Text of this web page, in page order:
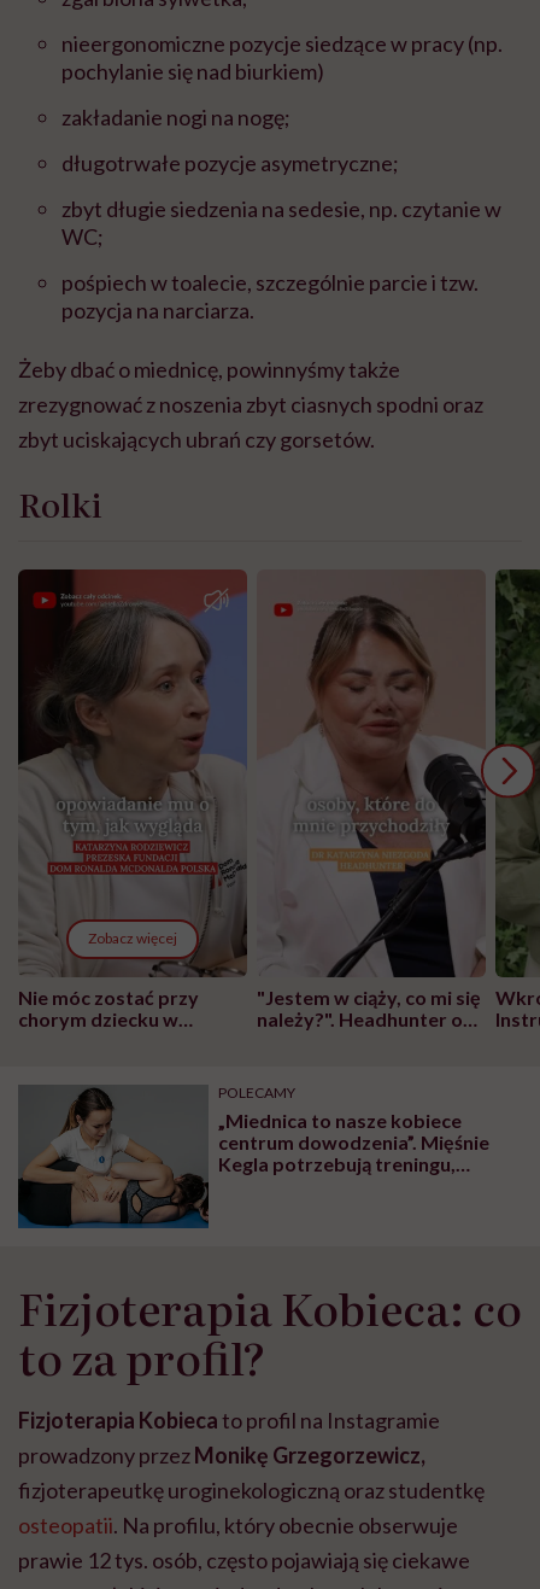
nieergonomiczne pozycje siedzące w pracy (np.
pochylanie się nad biurkiem)
zakładanie nogi na nogę;
długotrwałe pozycje asymetryczne;
zbyt długie siedzenia na sedesie, np. czytanie w
WC;
pośpiech w toalecie, szczególnie parcie i tzw.
pozycja na narciarza.
Żeby dbać o miednicę, powinnyśmy także
zrezygnować z noszenia zbyt ciasnych spodni oraz
zbyt uciskających ubrań czy gorsetów.
Rolki
Zobacz więcej
Nie móc zostać przy
chorym dziecku w
może chyba tylko
głupota i brak
wyobraźni"
"Jestem w ciąży, co mi się
należy?". Headhunter o
pracy
POLECAMY
„Miednica to nasze kobiece
centrum dowodzenia”. Mięśnie
Kegla potrzebują treningu,
Fizjoterapia Kobieca: co
to za profil?
Fizjoterapia Kobiecato profil na Instagramie
prowadzony przezMonikę Grzegorzewicz,
fizjoterapeutkę uroginekologiczną oraz studentkę
osteopatii. Na profilu, który obecnie obserwuje
prawie 12 tys. osób, często pojawiają się ciekawe